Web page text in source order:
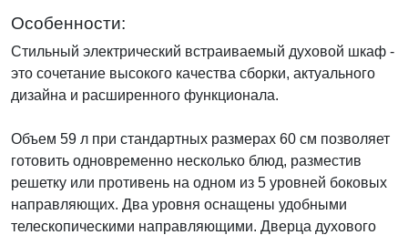
Особенности:
Стильный электрический встраиваемый духовой шкаф -
это сочетание высокого качества сборки, актуального
дизайна и расширенного функционала.
Объем 59 л при стандартных размерах 60 см позволяет
готовить одновременно несколько блюд, разместив
решетку или противень на одном из 5 уровней боковых
направляющих. Два уровня оснащены удобными
телескопическими направляющими. Дверца духового